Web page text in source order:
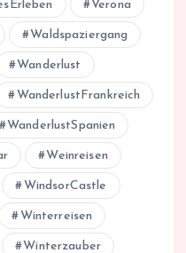
Verona
Waldspaziergang
Wanderlust
WanderlustFrankreich
WanderlustSpanien
Weinreisen
WindsorCastle
Winterreisen
Winterzauber